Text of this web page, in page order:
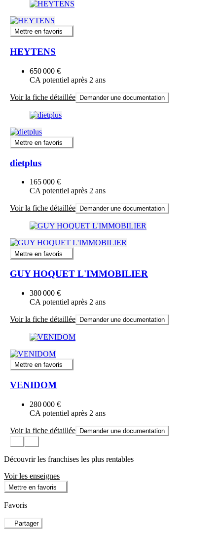
Mettre en favoris
HEYTENS
650 000 €
CA potentiel après 2 ans
Voir la fiche détaillée Demander une documentation
Mettre en favoris
dietplus
165 000 €
CA potentiel après 2 ans
Voir la fiche détaillée Demander une documentation
Mettre en favoris
GUY HOQUET L'IMMOBILIER
380 000 €
CA potentiel après 2 ans
Voir la fiche détaillée Demander une documentation
Mettre en favoris
VENIDOM
280 000 €
CA potentiel après 2 ans
Voir la fiche détaillée Demander une documentation
Découvrir les franchises les plus rentables
Voir les enseignes
Mettre en favoris
Favoris
Partager